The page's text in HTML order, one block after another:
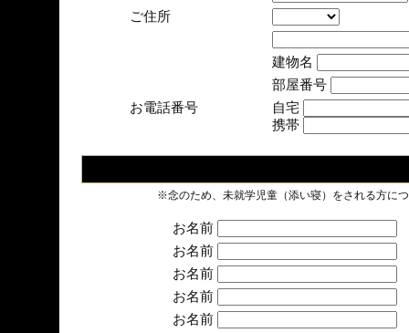
ご住所
建物名
部屋番号
お電話番号
自宅
携帯
※念のため、未就学児童（添い寝）をされる方に
お名前
お名前
お名前
お名前
お名前